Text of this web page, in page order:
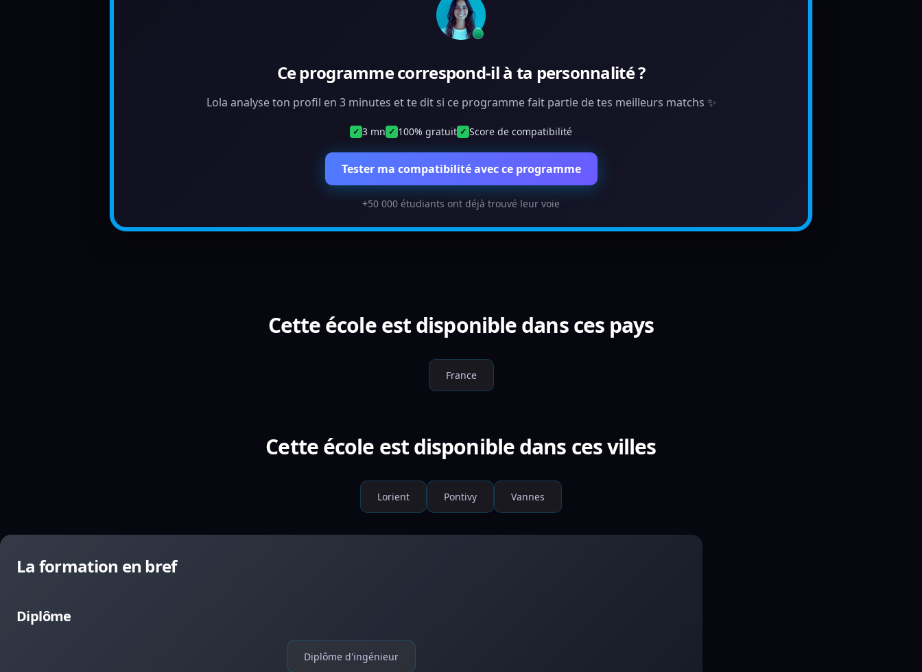
Ce programme correspond-il à ta personnalité ?
Lola analyse ton profil en 3 minutes et te dit si ce programme fait partie de tes meilleurs matchs ✨
✓ 3 mn ✓ 100% gratuit ✓ Score de compatibilité
Tester ma compatibilité avec ce programme
+50 000 étudiants ont déjà trouvé leur voie
Cette école est disponible dans ces pays
France
Cette école est disponible dans ces villes
Lorient Pontivy Vannes
La formation en bref
Diplôme
Diplôme d'ingénieur